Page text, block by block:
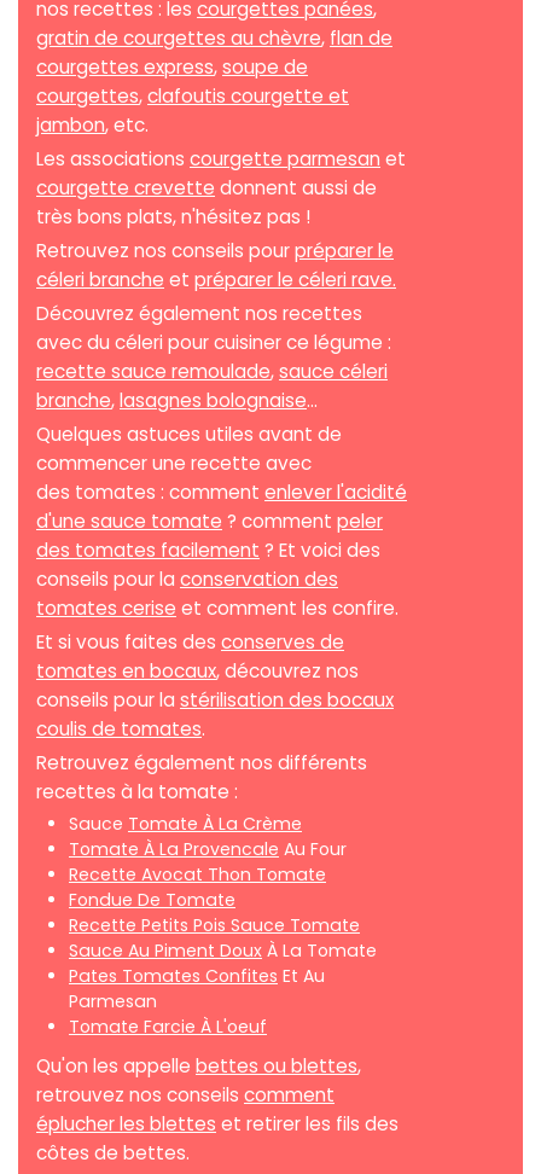
nos recettes : les courgettes panées,
gratin de courgettes au chèvre, flan de
courgettes express,soupe de
courgettes,clafoutis courgette et
jambon, etc.
Les associations courgette parmesan et
courgette crevette donnent aussi de
très bons plats, n'hésitez pas !
Retrouvez nos conseils pourpréparer le
céleri branche et préparer le céleri rave.
Découvrez également nos recettes
avec du céleri pour cuisiner ce légume :
recette sauce remoulade,sauce céleri
branche,lasagnes bolognaise...
Quelques astuces utiles avant de
commencer une recette avec
des tomates : comment enlever l'acidité
d'une sauce tomate ? comment peler
des tomates facilement ? Et voici des
conseils pour la conservation des
tomates cerise et comment les confire.
Et si vous faites des conserves de
tomates en bocaux, découvrez nos
conseils pour la stérilisation des bocaux
coulis de tomates.
Retrouvez également nos différents
recettes à la tomate :
Sauce Tomate À La Crème
Tomate À La Provencale Au Four
Recette Avocat Thon Tomate
Fondue De Tomate
Recette Petits Pois Sauce Tomate
Sauce Au Piment Doux À La Tomate
Pates Tomates Confites Et Au
Parmesan
Tomate Farcie À L'oeuf
Qu'on les appelle bettes ou blettes,
retrouvez nos conseils comment
éplucher les blettes et retirer les fils des
côtes de bettes.